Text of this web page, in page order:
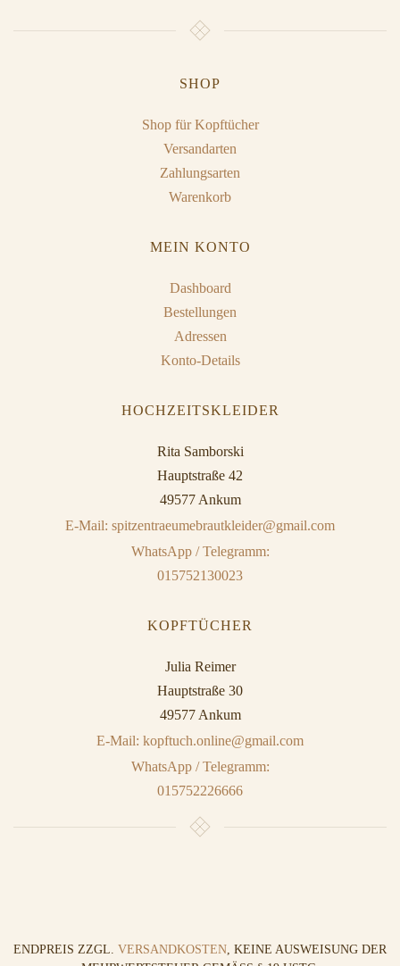
SHOP
Shop für Kopftücher
Versandarten
Zahlungsarten
Warenkorb
MEIN KONTO
Dashboard
Bestellungen
Adressen
Konto-Details
HOCHZEITSKLEIDER
Rita Samborski
Hauptstraße 42
49577 Ankum
E-Mail: spitzentraeumebrautkleider@gmail.com
WhatsApp / Telegramm:
015752130023
KOPFTÜCHER
Julia Reimer
Hauptstraße 30
49577 Ankum
E-Mail: kopftuch.online@gmail.com
WhatsApp / Telegramm:
015752226666
ENDPREIS ZZGL. VERSANDKOSTEN, KEINE AUSWEISUNG DER